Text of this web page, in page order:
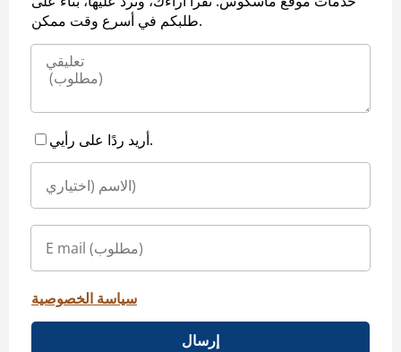
طلبكم في أسرع وقت ممكن.
أريد ردًا على رأيي.
سياسة الخصوصية
إرسال